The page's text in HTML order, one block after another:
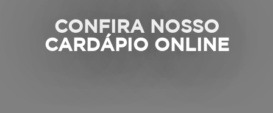
CONFIRA NOSSO
CARDÁPIO ONLINE